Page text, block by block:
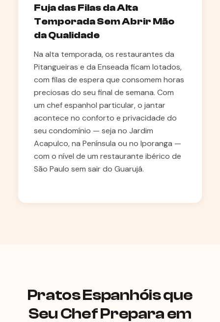
Fuja das Filas da Alta
Temporada Sem Abrir Mão
da Qualidade
Na alta temporada, os restaurantes da
Pitangueiras e da Enseada ficam lotados,
com filas de espera que consomem horas
preciosas do seu final de semana. Com
um chef espanhol particular, o jantar
acontece no conforto e privacidade do
seu condomínio — seja no Jardim
Acapulco, na Península ou no Iporanga —
com o nível de um restaurante ibérico de
São Paulo sem sair do Guarujá.
Pratos Espanhóis que
Seu Chef Prepara em